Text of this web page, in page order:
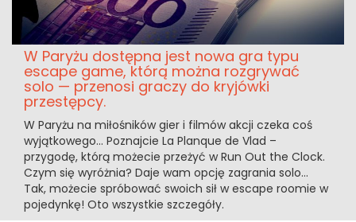
W Paryżu dostępna jest nowa gra typu
escape game, którą można rozgrywać
solo — przenosi graczy do kryjówki
przestępcy.
W Paryżu na miłośników gier i filmów akcji czeka coś
wyjątkowego... Poznajcie La Planque de Vlad –
przygodę, którą możecie przeżyć w Run Out the Clock.
Czym się wyróżnia? Daje wam opcję zagrania solo...
Tak, możecie spróbować swoich sił w escape roomie w
pojedynkę! Oto wszystkie szczegóły.